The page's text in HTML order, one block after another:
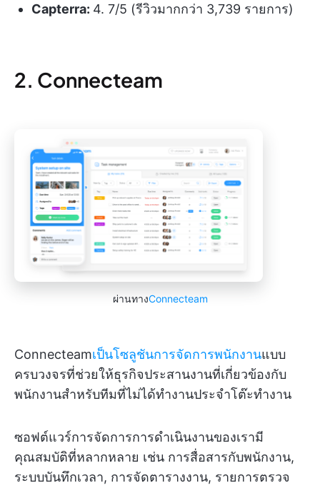
Capterra: 4. 7/5 (รีวิวมากกว่า 3,739 รายการ)
2. Connecteam
ผ่านทางConnecteam
Connecteamเป็นโซลูชันการจัดการพนักงานแบบ
ครบวงจรที่ช่วยให้ธุรกิจประสานงานที่เกี่ยวข้องกับ
พนักงานสำหรับทีมที่ไม่ได้ทำงานประจำโต๊ะทำงาน
ซอฟต์แวร์การจัดการการดำเนินงานของเรามี
คุณสมบัติที่หลากหลาย เช่น การสื่อสารกับพนักงาน,
ระบบบันทึกเวลา, การจัดตารางงาน, รายการตรวจ